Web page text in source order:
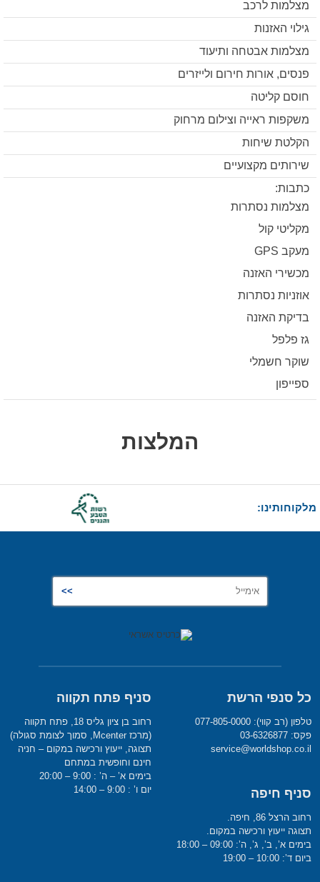
מצלמות לרכב
גילוי האזנות
מצלמות אבטחה ותיעוד
פנסים, אורות חירום ולייזרים
חוסם קליטה
משקפות ראייה וצילום מרחוק
הקלטת שיחות
שירותים מקצועיים
כתבות:
מצלמות נסתרות
מקליטי קול
מעקב GPS
מכשירי האזנה
אוזניות נסתרות
בדיקת האזנה
גז פלפל
שוקר חשמלי
ספייפון
המלצות
מלקוחותינו:
כל סנפי הרשת
טלפון (רב קווי): 077-805-0000
פקס: 03-6326877
service@worldshop.co.il
סניף חיפה
רחוב הרצל 86, חיפה.
תצוגה ייעוץ ורכישה במקום.
בימים א’, ב’, ג’, ה’: 09:00 – 18:00
ביום ד’: 10:00 – 19:00
סניף פתח תקווה
רחוב בן ציון גליס 18, פתח תקווה
(מרכז Mcenter, סמוך לצומת סגולה)
תצוגה, ייעוץ ורכישה במקום – חניה
חינם וחופשית במתחם
בימים א’ – ה’ : 9:00 – 20:00
יום ו’ : 9:00 – 14:00